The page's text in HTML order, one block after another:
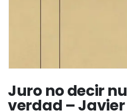
Juro no decir
verdad –